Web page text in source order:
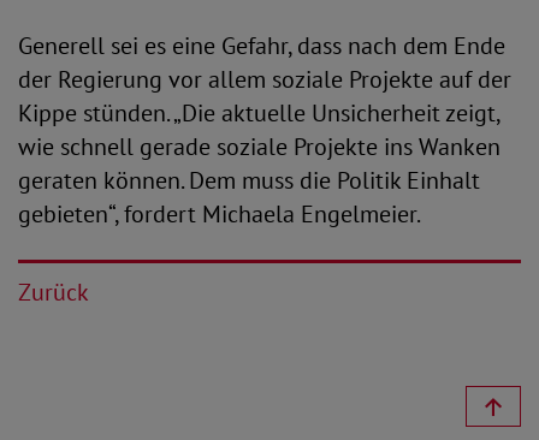
Generell sei es eine Gefahr, dass nach dem Ende
der Regierung vor allem soziale Projekte auf der
Kippe stünden. „Die aktuelle Unsicherheit zeigt,
wie schnell gerade soziale Projekte ins Wanken
geraten können. Dem muss die Politik Einhalt
gebieten“, fordert Michaela Engelmeier.
Zurück